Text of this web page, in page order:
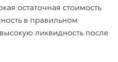
остаточная стоимость
в правильном
ликвидность после